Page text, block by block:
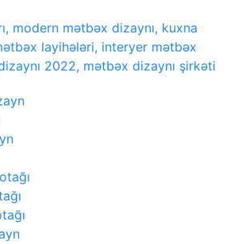
modern mətbəx dizaynı, kuxna
layihələri, interyer mətbəx
2022, mətbəx dizaynı şirkəti